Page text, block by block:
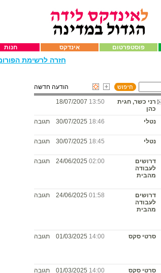
חנות אינדקס פוסטפרטום
חזרה לרשימת
הודעה חדשה
רני כשר, חגית
כהן
13:50
נטלי 18:46 תגובה
נטלי 18:45 תגובה
דרושים
לעבודה
מהבית
02:00 תגובה
דרושים
לעבודה
מהבית
01:58 תגובה
סרטי סקס 14:00 תגובה
סרטי סקס 14:00 תגובה